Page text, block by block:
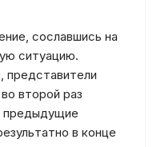
сославшись на
ситуацию.
представители
второй раз
предыдущие
в конце